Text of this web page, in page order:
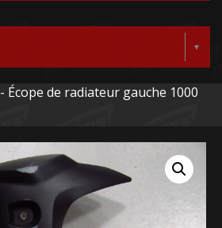
- Écope de radiateur gauche 1000